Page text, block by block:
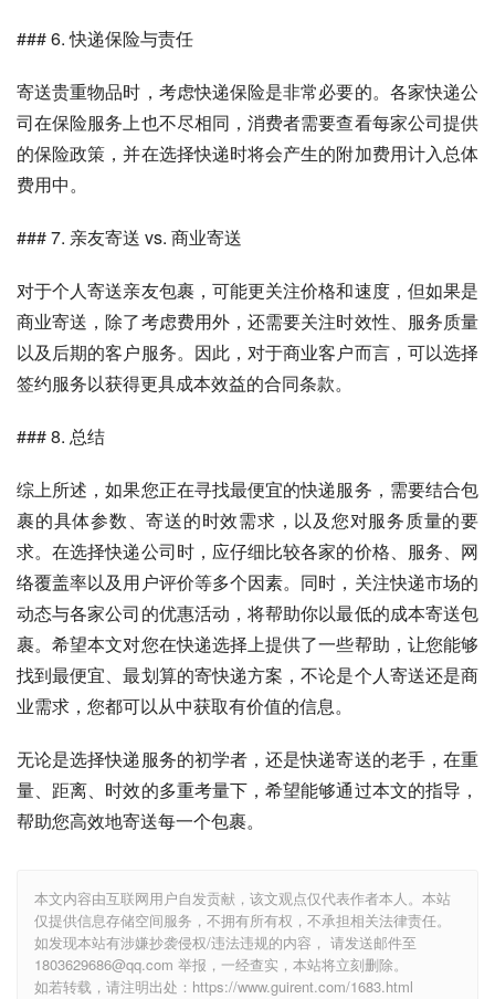
### 6. 快递保险与责任
寄送贵重物品时，考虑快递保险是非常必要的。各家快递公
司在保险服务上也不尽相同，消费者需要查看每家公司提供
的保险政策，并在选择快递时将会产生的附加费用计入总体
费用中。
### 7. 亲友寄送 vs. 商业寄送
对于个人寄送亲友包裹，可能更关注价格和速度，但如果是
商业寄送，除了考虑费用外，还需要关注时效性、服务质量
以及后期的客户服务。因此，对于商业客户而言，可以选择
签约服务以获得更具成本效益的合同条款。
### 8. 总结
综上所述，如果您正在寻找最便宜的快递服务，需要结合包
裹的具体参数、寄送的时效需求，以及您对服务质量的要
求。在选择快递公司时，应仔细比较各家的价格、服务、网
络覆盖率以及用户评价等多个因素。同时，关注快递市场的
动态与各家公司的优惠活动，将帮助你以最低的成本寄送包
裹。希望本文对您在快递选择上提供了一些帮助，让您能够
找到最便宜、最划算的寄快递方案，不论是个人寄送还是商
业需求，您都可以从中获取有价值的信息。
无论是选择快递服务的初学者，还是快递寄送的老手，在重
量、距离、时效的多重考量下，希望能够通过本文的指导，
帮助您高效地寄送每一个包裹。
本文内容由互联网用户自发贡献，该文观点仅代表作者本人。本站
仅提供信息存储空间服务，不拥有所有权，不承担相关法律责任。
如发现本站有涉嫌抄袭侵权/违法违规的内容， 请发送邮件至
1803629686@qq.com 举报，一经查实，本站将立刻删除。
如若转载，请注明出处：https://www.guirent.com/1683.html